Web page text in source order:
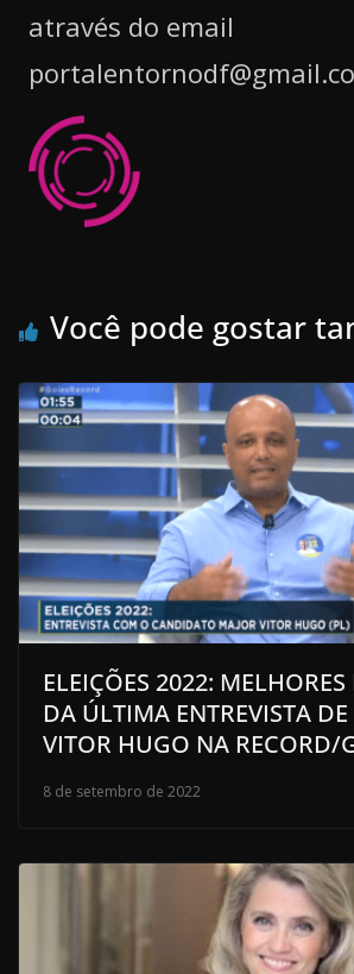
através do email
Você pode gostar
ELEIÇÕES 2022:
DA ÚLTIMA ENTREVISTA
VITOR HUGO NA RECORD/
8 de setembro de 2022